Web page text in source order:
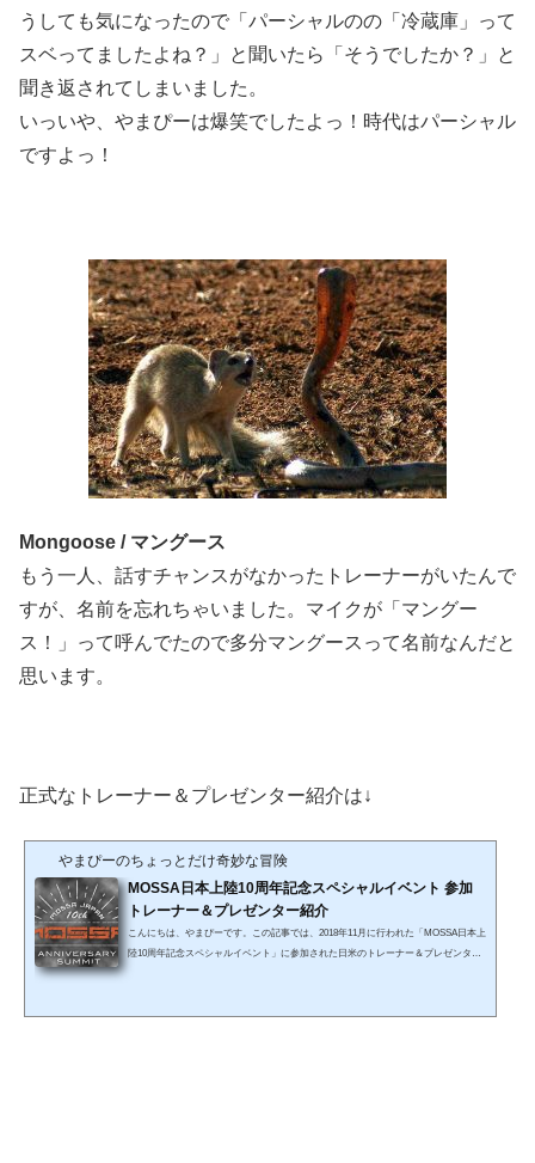
うしても気になったので「パーシャルのの「冷蔵庫」って
スベってましたよね？」と聞いたら「そうでしたか？」と
聞き返されてしまいました。
いっいや、やまぴーは爆笑でしたよっ！時代はパーシャル
ですよっ！
Mongoose / マングース
もう一人、話すチャンスがなかったトレーナーがいたんで
すが、名前を忘れちゃいました。マイクが「マングー
ス！」って呼んでたので多分マングースって名前なんだと
思います。
正式なトレーナー＆プレゼンター紹介は↓
やまぴーのちょっとだけ奇妙な冒険
MOSSA日本上陸10周年記念スペシャルイベント 参加
トレーナー＆プレゼンター紹介
こんにちは、やまぴーです。この記事では、2018年11月に行われた「MOSSA日本上
陸10周年記念スペシャルイベント」に参加された日米のトレーナー＆プレゼンター1